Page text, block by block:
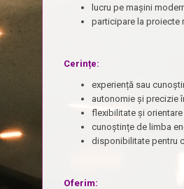
lucru pe mașini
participare la proiecte
Cerințe:
experiență sau
autonomie și precizie
flexibilitate și
cunoștințe de limba
disponibilitate pentru
Oferim: